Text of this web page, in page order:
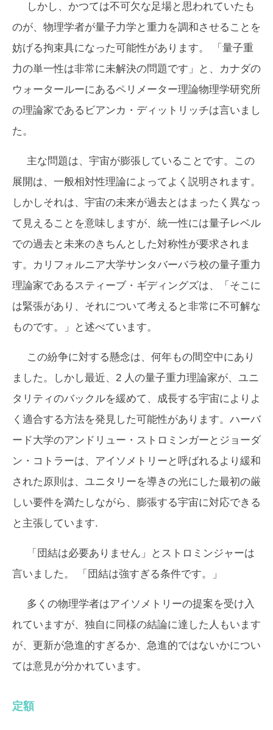
しかし、かつては不可欠な足場と思われていたも
のが、物理学者が量子力学と重力を調和させることを
妨げる拘束具になった可能性があります。 「量子重
力の単一性は非常に未解決の問題です」と、カナダの
ウォータールーにあるペリメーター理論物理学研究所
の理論家であるビアンカ・ディットリッチは言いまし
た。
主な問題は、宇宙が膨張していることです。この
展開は、一般相対性理論によってよく説明されます。
しかしそれは、宇宙の未来が過去とはまったく異なっ
て見えることを意味しますが、統一性には量子レベル
での過去と未来のきちんとした対称性が要求されま
す。カリフォルニア大学サンタバーバラ校の量子重力
理論家であるスティーブ・ギディングズは、「そこに
は緊張があり、それについて考えると非常に不可解な
ものです。」と述べています。
この紛争に対する懸念は、何年もの間空中にあり
ました。しかし最近、2 人の量子重力理論家が、ユニ
タリティのバックルを緩めて、成長する宇宙によりよ
く適合する方法を発見した可能性があります。ハーバ
ード大学のアンドリュー・ストロミンガーとジョーダ
ン・コトラーは、アイソメトリーと呼ばれるより緩和
された原則は、ユニタリーを導きの光にした最初の厳
しい要件を満たしながら、膨張する宇宙に対応できる
と主張しています.
「団結は必要ありません」とストロミンジャーは
言いました。 「団結は強すぎる条件です。」
多くの物理学者はアイソメトリーの提案を受け入
れていますが、独自に同様の結論に達した人もいます
が、更新が急進的すぎるか、急進的ではないかについ
ては意見が分かれています。
定額